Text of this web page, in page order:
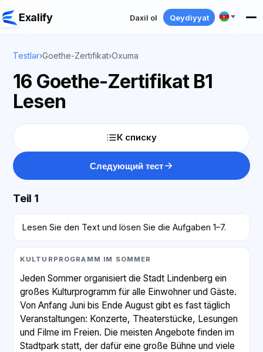
Exalify Daxil ol Qeydiyyat
Testlər›Goethe-Zertifikat›Oxuma
16 Goethe-Zertifikat B1
Lesen
К списку
Следующий тест
Teil 1
Lesen Sie den Text und lösen Sie die Aufgaben 1–7.
KULTURPROGRAMM IM SOMMER
Jeden Sommer organisiert die Stadt Lindenberg ein
großes Kulturprogramm für alle Einwohner und Gäste.
Von Anfang Juni bis Ende August gibt es fast täglich
Veranstaltungen: Konzerte, Theaterstücke, Lesungen
und Filme im Freien. Die meisten Angebote finden im
Stadtpark statt, der dafür eine große Bühne und viele